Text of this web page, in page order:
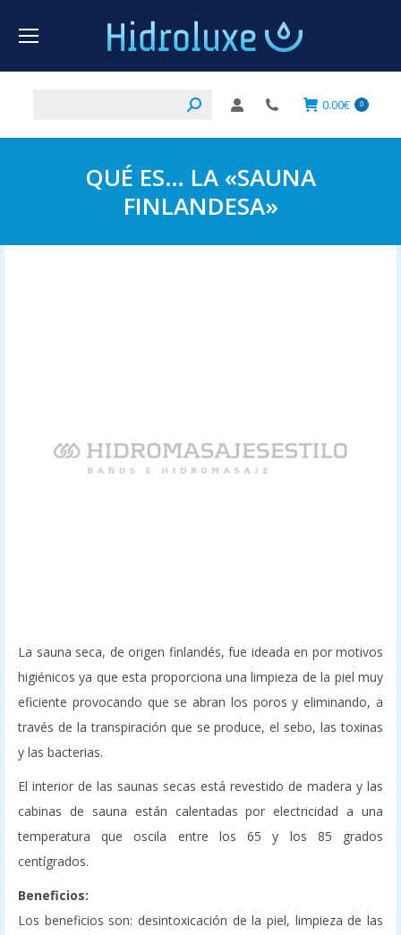
0.00€ 0
QUÉ ES… LA «SAUNA
FINLANDESA»
La sauna seca, de origen finlandés, fue ideada en por motivos
higiénicos ya que esta proporciona una limpieza de la piel muy
eficiente provocando que se abran los poros y eliminando, a
través de la transpiración que se produce, el sebo, las toxinas
y las bacterias.
El interior de las saunas secas está revestido de madera y las
cabinas de sauna están calentadas por electricidad a una
temperatura que oscila entre los 65 y los 85 grados
centígrados.
Beneficios:
Los beneficios son: desintoxicación de la piel, limpieza de las